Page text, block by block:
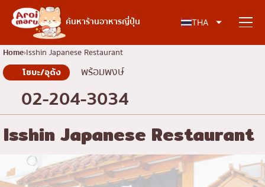
ค้นหาร้านอาหารญี่ปุ่น THA
อาหารญี่ปุ่น
ค้นหาร้านอาหาร
ค้นหาตามประเภทอาหาร
ซูชิ
ราเมง
ค้นหาตามพื้นที่
Home Isshin Japanese Restaurant
โซบะ/อุด้ง พร้อมพงษ์
02-204-3034
Isshin Japanese Restaurant